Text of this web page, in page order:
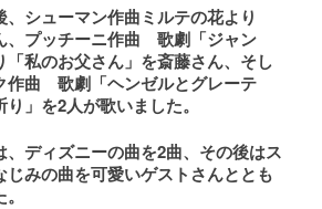
シューマン作曲ミルテの花より
、プッチーニ作曲 歌劇「ジャン
「私のお父さん」を斎藤さん、そし
作曲 歌劇「ヘンゼルとグレーテ
」を2人が歌いました。
、ディズニーの曲を2曲、その後はス
じみの曲を可愛いゲストさんととも